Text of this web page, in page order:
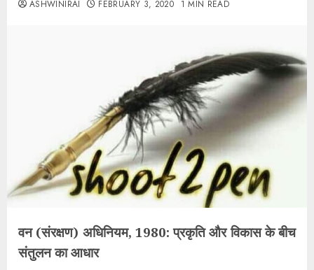
ASHWINIRAI FEBRUARY 3, 2020 1 MIN READ
​वन (संरक्षण) अधिनियम, 1980: प्रकृति और विकास के बीच
संतुलन का आधार